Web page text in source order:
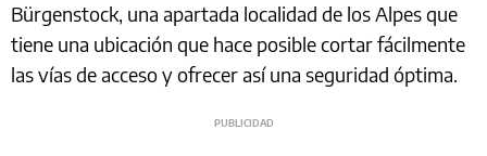
Bürgenstock, una apartada localidad de los Alpes que
tiene una ubicación que hace posible cortar fácilmente
las vías de acceso y ofrecer así una seguridad óptima.